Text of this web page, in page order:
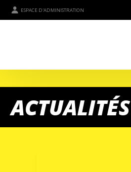
ESPACE D'ADMINISTRATION
ACTUALITÉS